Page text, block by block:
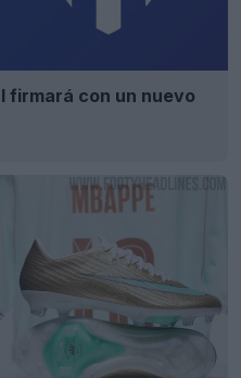
firmará con un nuevo